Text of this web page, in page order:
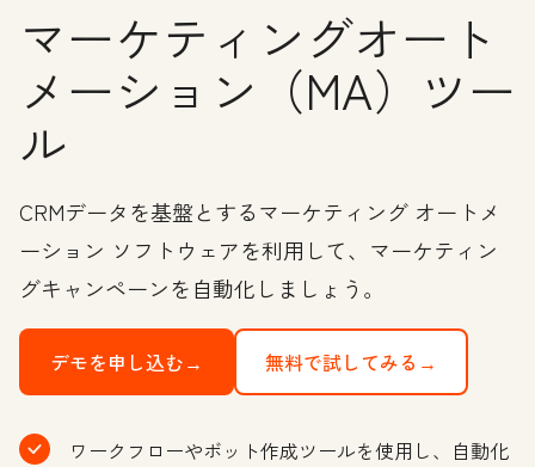
マーケティングオート
メーション（MA）ツー
ル
CRMデータを基盤とするマーケティング オートメ
ーション ソフトウェアを利用して、マーケティン
グキャンペーンを自動化しましょう。
デモを申し込む→ 無料で試してみる→
ワークフローやボット作成ツールを使用し、自動化